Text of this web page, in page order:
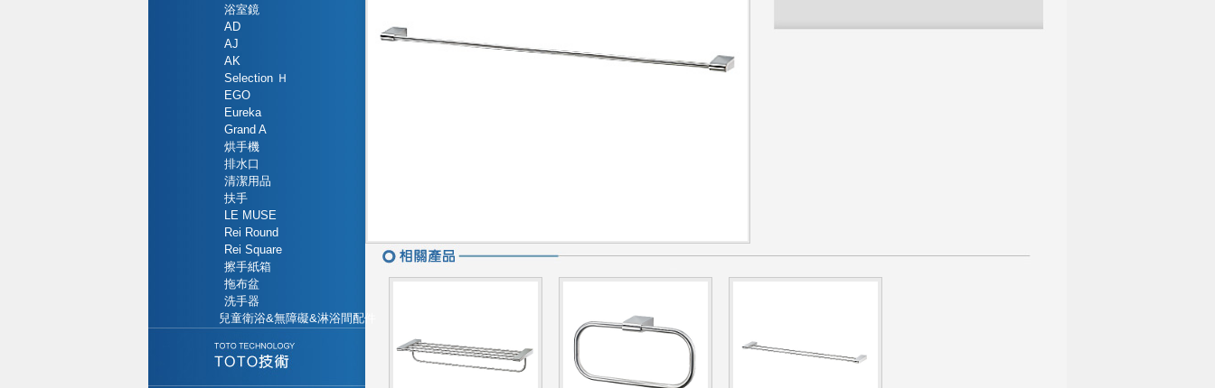
浴室鏡
AD
AJ
AK
Selection Ｈ
EGO
Eureka
Grand A
烘手機
排水口
清潔用品
扶手
LE MUSE
Rei Round
Rei Square
擦手紙箱
拖布盆
洗手器
兒童衛浴&無障礙&淋浴間配件